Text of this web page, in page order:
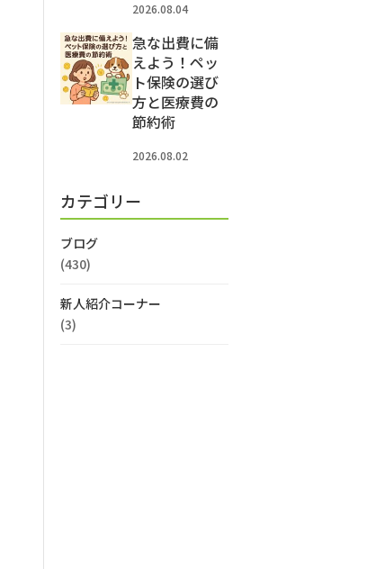
2026.08.04
急な出費に備
えよう！ペッ
ト保険の選び
方と医療費の
節約術
2026.08.02
カテゴリー
ブログ
(430)
新人紹介コーナー
(3)